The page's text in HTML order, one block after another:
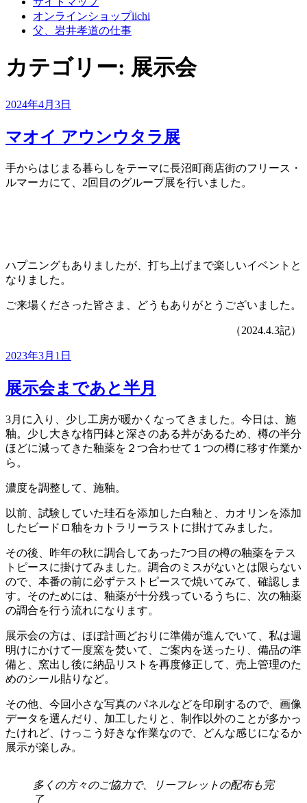
オンラインショップiichi
父、岩井孝道の仕事
カテゴリー: 展示会
投
日:
2024年4月3日
マオイ アウンウタラ展
手からはじまる暮らしをテーマに長沼町商店街のフリース・
ルマーカにて、2回目のグループ展を行いました。
ハプニングもありましたが、打ち上げまで楽しいイベントと
なりました。
ご来場くださった皆さま、どうもありがとうございました。
（2024.4.3記）
投
日:
2023年3月1日
展示会まであと半月
3月に入り、少し工房が暖かくなってきました。今日は、施
釉。少し大きな楕円鉢と深さのある丼があるため、樽の半分
ほどに減ってきた釉薬を２つ合わせて１つの樽に移す作業か
ら。
濃度を調整して、施釉。
以前、試験していた珪石を添加した白釉と、カオリンを添加
したビードロ釉をカトラリーラストに掛けてみました。
その後、昨年の秋に調合してあった7つ目の樽の釉薬をテス
トピースに掛けてみました。調合のミスがないとは限らない
ので、本番の前に必ずテストピースで焼いてみて、確認しま
す。そのためには、釉薬が十分残っているうちに、次の釉薬
の調合を行う流れになります。
展示会の方は、ほぼ計画どおりに準備が進んでいて、私は週
明けにかけて一度窯を焚いて、ご案内を送ったり、備品の準
備と、窯出し後に納品リストを再度修正して、売上管理のた
めのシール貼りなど。
その他、今回小さな写真のパネルなどを印刷するので、画像
データを選んだり、加工したりと、制作以外のことが多かっ
たけれど、けっこう好きな作業なので、どんな感じになるか
展示が楽しみ。
多くの方々のご協力で、リーフレットの配布も完
了